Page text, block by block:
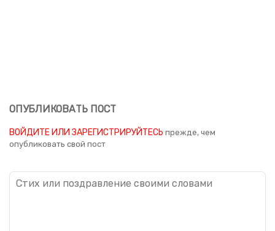
ОПУБЛИКОВАТЬ ПОСТ
ВОЙДИТЕ ИЛИ ЗАРЕГИСТРИРУЙТЕСЬ прежде, чем
опубликовать свой пост